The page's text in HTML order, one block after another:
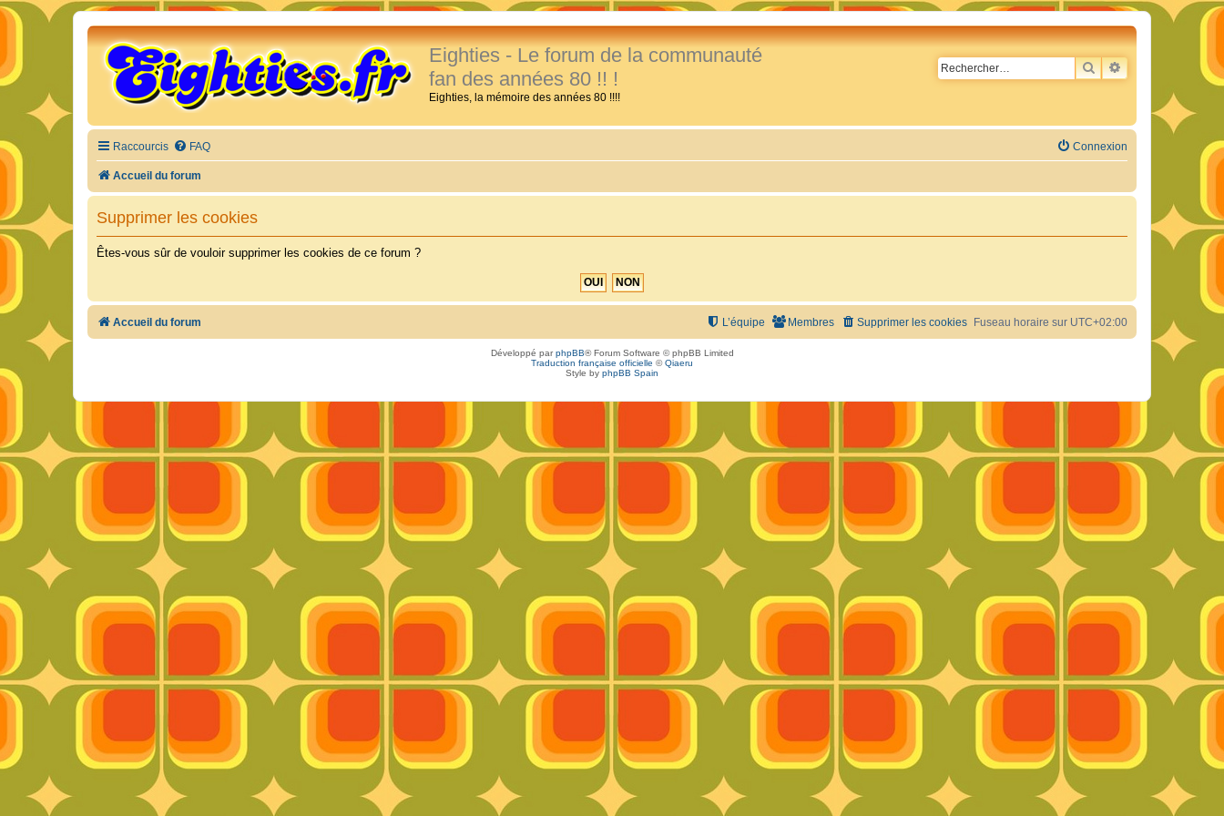
Eighties - Le forum de la communauté
fan des années 80 !! !
Eighties, la mémoire des années 80 !!!!
RECHERCHER
RECHERCHE
Raccourcis FAQ Connexion
Accueil du forum
Supprimer les cookies
Êtes-vous sûr de vouloir supprimer les cookies de ce forum ?
Accueil du forum Fuseau horaire sur UTC+02:00
Supprimer les cookies
Membres
L’équipe
Développé parphpBB® Forum Software © phpBB Limited
Traduction française officielle ©Qiaeru
Style by phpBB Spain